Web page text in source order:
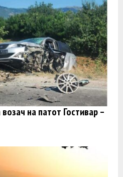
на патот Гостивар –